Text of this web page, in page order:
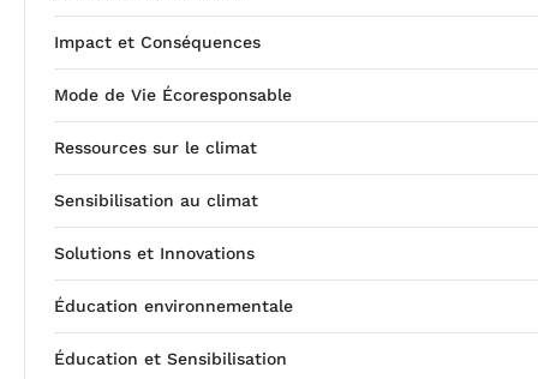
Impact et Conséquences
Mode de Vie Écoresponsable
Ressources sur le climat
Sensibilisation au climat
Solutions et Innovations
Éducation environnementale
Éducation et Sensibilisation